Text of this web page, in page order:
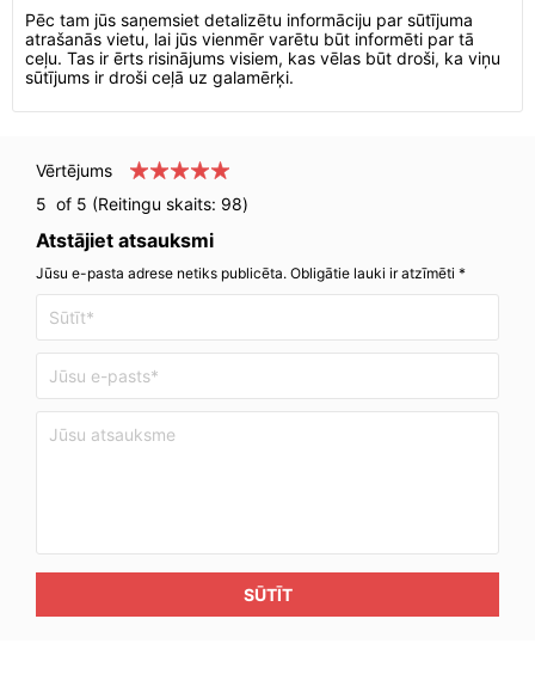
Pēc tam jūs saņemsiet detalizētu informāciju par sūtījuma
atrašanās vietu, lai jūs vienmēr varētu būt informēti par tā
ceļu. Tas ir ērts risinājums visiem, kas vēlas būt droši, ka viņu
sūtījums ir droši ceļā uz galamērķi.
Vērtējums
5 of 5 (Reitingu skaits: 98)
Atstājiet atsauksmi
Jūsu e-pasta adrese netiks publicēta. Obligātie lauki ir atzīmēti *
SŪTĪT